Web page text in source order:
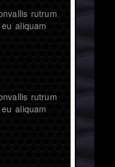
rutrum
aliquam
rutrum
aliquam